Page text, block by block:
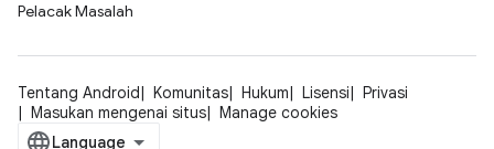
Pelacak Masalah
Tentang Android Komunitas Hukum Lisensi
Privasi
Masukan mengenai situs
Manage cookies